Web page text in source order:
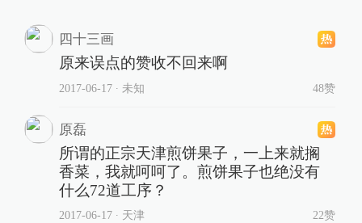
四十三画
原来误点的赞收不回来啊
2017-06-17∙ 未知 48赞
原磊
所谓的正宗天津煎饼果子，一上来就搁
香菜，我就呵呵了。煎饼果子也绝没有
什么72道工序？
2017-06-17∙ 天津 22赞